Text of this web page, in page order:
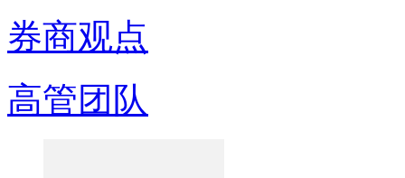
券商观点
高管团队